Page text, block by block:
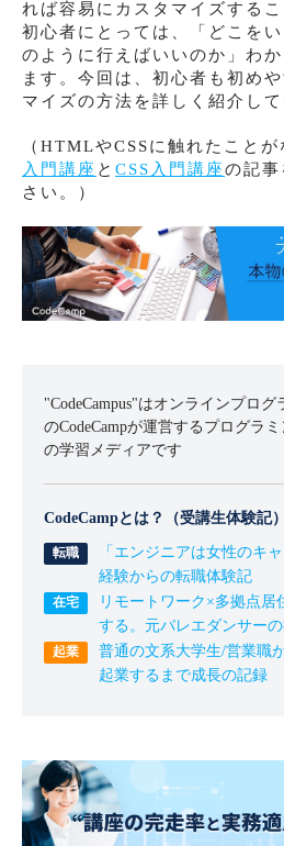
れば容易にカスタマイズする
初心者にとっては、「どこを
のように行えばいいのか」わ
ます。今回は、初心者も初め
マイズの方法を詳しく紹介して
（HTMLやCSSに触れたこと
入門講座 と CSS入門講座の記
さい。）
"CodeCampus"はオンラインプロ
のCodeCampが運営するプログラ
の学習メディアです
CodeCampとは？（受講生体験記）
「エンジニアは女性のキ
経験からの転職体験記
リモートワーク×多拠点
する。元バレエダンサー
普通の文系大学生/営業職
起業するまで成長の記録